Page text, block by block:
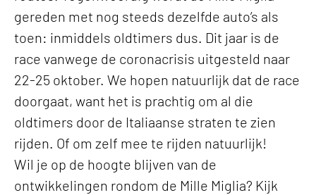
gereden met nog steeds dezelfde auto’s als
toen: inmiddels oldtimers dus. Dit jaar is de
race vanwege de coronacrisis uitgesteld naar
22-25 oktober. We hopen natuurlijk dat de race
doorgaat, want het is prachtig om al die
oldtimers door de Italiaanse straten te zien
rijden. Of om zelf mee te rijden natuurlijk!
Wil je op de hoogte blijven van de
ontwikkelingen rondom de Mille Miglia? Kijk